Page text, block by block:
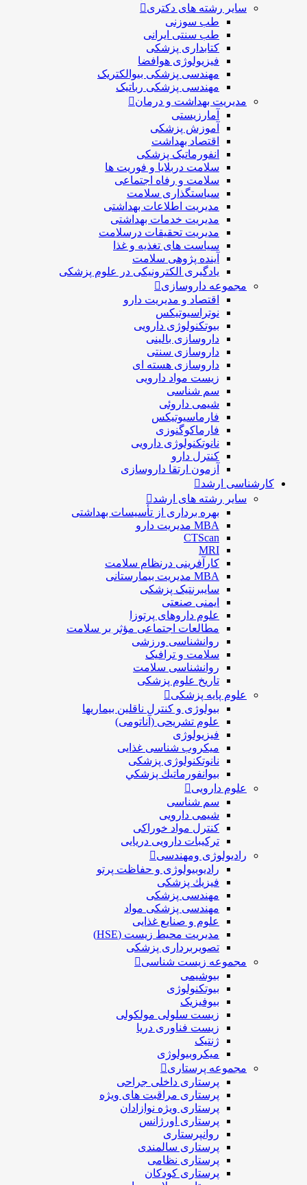
سایر رشته های دکتری
طب سوزنی
طب سنتی ایرانی
کتابداری پزشکی
فیزیولوژی هوافضا
مهندسی پزشکی بیوالکتریک
مهندسی پزشکی رباتیک
مدیریت بهداشت و درمان
آمارزیستی
آموزش پزشکی
اقتصاد بهداشت
انفورماتیک پزشکی
سلامت دربلايا و فوريت ها
سلامت و رفاه اجتماعی
سیاستگذاری سلامت
مدیریت اطلاعات بهداشتی
مدیریت خدمات بهداشتی
مدیریت تحقیقات درسلامت
سیاست های تغذیه و غذا
آینده پژوهی سلامت
یادگیری الکترونیکی در علوم پزشکی
مجموعه داروسازی
اقتصاد و مديريت دارو
نوتراسیوتیکس
بيوتكنولوژی دارویی
داروسازی بالينی
داروسازی سنتی
داروسازی هسته ای
زیست مواد دارویی
سم شناسی
شيمی داروئی
فارماسيوتيكس
فارماكوگنوزی
نانوتکنولوژی دارویی
كنترل دارو
آزمون ارتقا داروسازی
کارشناسی ارشد
سایر رشته های ارشد
بهره برداری از تأسیسات بهداشتی
MBA مدیریت دارو
CTScan
MRI
کارآفرینی درنظام سلامت
MBA مدیریت بیمارستانی
سایبرنتیک پزشکی
ایمنی صنعتی
علوم داروهای پرتوزا
مطالعات اجتماعی مؤثر بر سلامت
روانشناسی ورزشی
سلامت و ترافیک
روانشناسی سلامت
تاریخ علوم پزشکی
علوم پایه پزشکی
بیولوژی و کنترل ناقلین بیماریها
علوم تشریحی (آناتومی)
فیزیولوژی
ميكروب شناسی غذایی
نانوتکنولوژی پزشکی
بيوانفورماتيك پزشكي
علوم دارویی
سم شناسی
شیمی دارویی
کنترل مواد خوراکی
ترکیبات دارویی دریایی
رادیولوژی ومهندسی
رادیوبیولوژی و حفاظت پرتو
فيزيك پزشکی
مهندسی پزشکی
مهندسی پزشکی مواد
علوم و صنايع غذایی
مدیریت محیط زیست (HSE)
تصویربرداری پزشکی
مجموعه زیست شناسی
بیوشیمی
بیوتکنولوژی
بیوفیزیک
زیست سلولی مولکولی
زیست فناوری دریا
ژنتیک
میکروبیولوژی
مجموعه پرستاری
پرستاری داخلی جراحی
پرستاری مراقبت های ويژه
پرستاری ويژه نوازادان
پرستاری اورژانس
روانپرستاری
پرستاری سالمندی
پرستاری نظامی
پرستاری کودکان